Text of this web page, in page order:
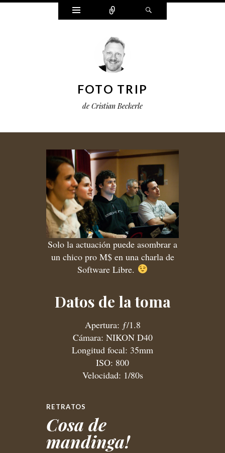
Widgets Connect
FOTO TRIP
de Cristian Beckerle
Solo la actuación puede asombrar a
un chico pro M$ en una charla de
Software Libre.
Datos de la toma
Apertura: ƒ/1.8
Cámara: NIKON D40
Longitud focal: 35mm
ISO: 800
Velocidad: 1/80s
RETRATOS
Cosa de
mandinga!